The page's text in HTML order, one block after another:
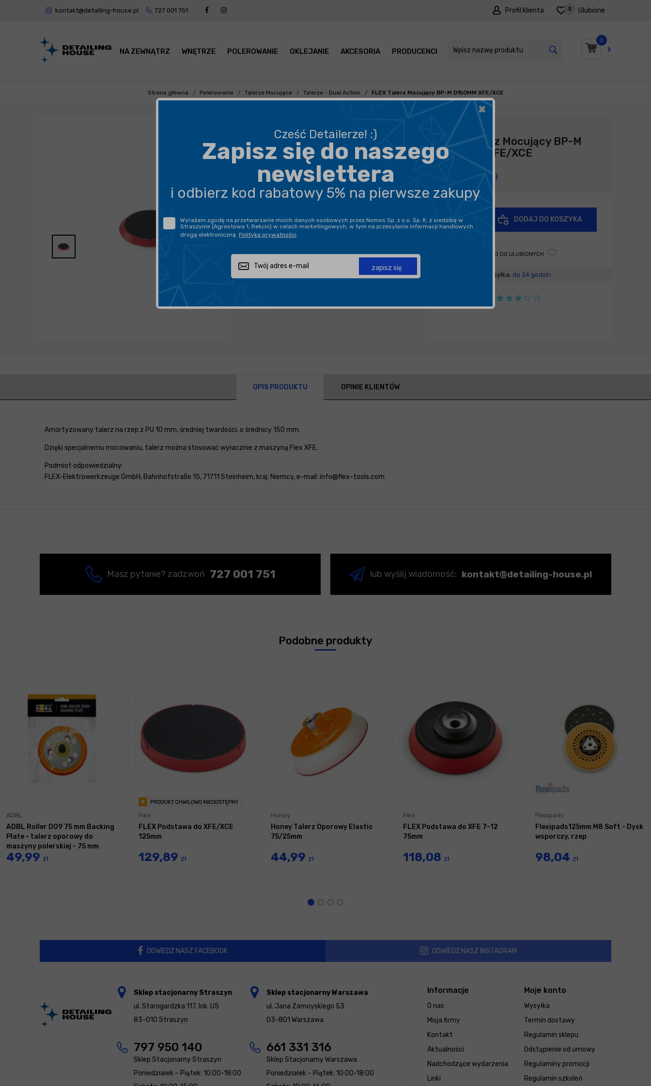
kontakt@detailing-house.pl 727 001 751 Profil klienta Ulubione
0
0
NA ZEWNĄTRZ WNĘTRZE POLEROWANIE OKLEJANIE AKCESORIA PRODUCENCI PROMOCJE
Strona główna Polerowanie Talerze Mocujące Talerze - Dual Action FLEX Talerz Mocujący BP-M D150MM XFE/XCE
BEZPIECZNA WYSYŁKA
DARMOWA DOSTAWA OD 199,90 ZŁ
PROFESJONALNE DORADZTWO
Zapytaj o produkt
Producent: Flex
FLEX Talerz Mocujący BP-M
D150MM XFE/XCE
129,90zł
-
DODAJ DO KOSZYKA
DODAJ DO ULUBIONYCH
Wysyłka: do 24 godzin
OPIS PRODUKTU OPINIE KLIENTÓW
Amortyzowany talerz na rzep z PU 10 mm, średniej twardości, o średnicy 150 mm.
Dzięki specjalnemu mocowaniu, talerz można stosować wyłacznie z maszyną Flex XFE.
Podmiot odpowiedzialny:
FLEX-Elektrowerkzeuge GmbH, Bahnhofstraße 15, 71711 Steinheim, kraj: Niemcy, e-mail: info@flex-tools.com
Masz pytanie? zadzwoń 727 001 751 lub wyślij wiadomość: kontakt@detailing-house.pl
Podobne produkty
ADBL
ADBL Roller D09 75 mm Backing
Plate - talerz oporowy do
maszyny polerskiej - 75 mm
49,99 zł
Flex
FLEX Podstawa do XFE/XCE
125mm
129,89 zł
Honey
Honey Talerz Oporowy Elastic
75/25mm
44,99 zł
Flex
FLEX Podstawa do XFE 7-12
75mm
118,08 zł
Flexipads
Flexipads125mm M8 Soft - Dysk
wsporczy, rzep
98,04 zł
ODWIEDŹ NASZ FACEBOOK ODWIEDŹ NASZ INSTAGRAM
×
Cześć Detailerze! :)
Zapisz się do naszego
newslettera
i odbierz kod rabatowy 5% na pierwsze zakupy
Wyrażam zgodę na przetwarzanie moich danych osobowych przez Nomos Sp. z o.o. Sp. K. z siedzibą w
Straszynie (Agrestowa 1, Rekcin) w celach marketingowych, w tym na przesyłanie informacji handlowych
drogą elektroniczną. Polityka prywatności
zapisz się
Informacje
O nas
Misja firmy
Kontakt
Aktualności
Nadchodzące wydarzenia
Linki
Moje konto
Wysyłka
Termin dostawy
Regulamin sklepu
Odstąpienie od umowy
Regulaminy promocji
Regulamin szkoleń
Sklep stacjonarny Straszyn
ul. Starogardzka 117, lok. U5
83-010 Straszyn
797 950 140
Sklep Stacjonarny Straszyn
Poniedziałek – Piątek: 10:00-18:00
Sklep stacjonarny Warszawa
ul. Jana Zamoyskiego 53
03-801 Warszawa
661 331 316
Sklep Stacjonarny Warszawa
Poniedziałek – Piątek: 10:00-18:00